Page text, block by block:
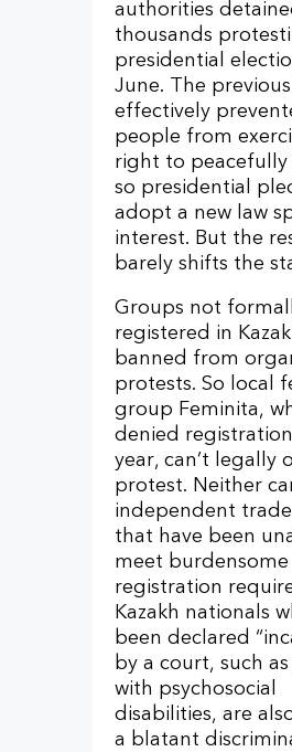
authorities
thousands
presidential
June. The
effectively
people from
right to
so presidential
adopt a new law
interest. But the
barely shifts the
Groups not
registered in
banned from
protests. So local
group Feminita,
denied
year, can’t legally
protest. Neither
independent
that have been
meet burdensome
registration
Kazakh nationals
been declared
by a court, such
with psychosocial
disabilities, are
a blatant